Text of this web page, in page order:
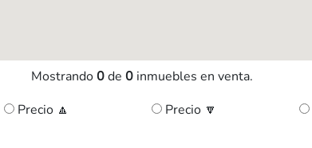
Mostrando0de 0 inmuebles en venta.
Precio 🔼 Precio 🔽